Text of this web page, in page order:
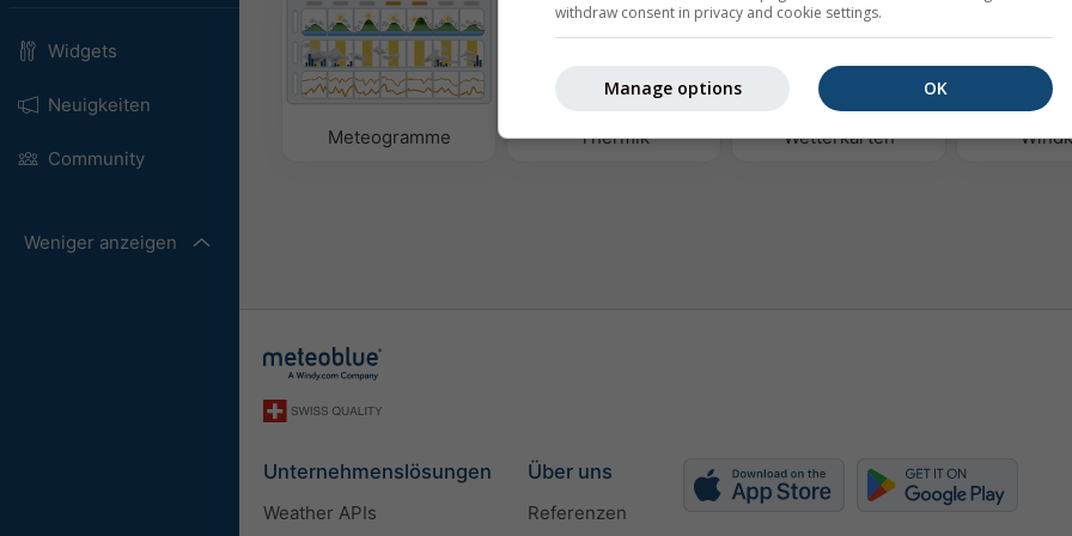
Widgets
Neuigkeiten
Community
Weniger anzeigen
Meteogramme Thermik Wetterkarten
Unternehmenslösungen
Weather APIs
Über uns
Referenzen
withdraw consent in privacy and cookie settings.
OK
Manage options